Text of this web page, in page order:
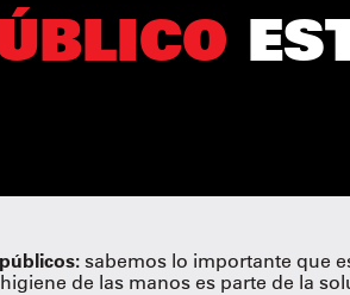
sabemos lo importante que
de las manos es parte de la